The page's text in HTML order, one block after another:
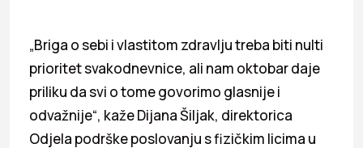
„Briga o sebi i vlastitom zdravlju treba biti nulti
prioritet svakodnevnice, ali nam oktobar daje
priliku da svi o tome govorimo glasnije i
odvažnije“, kaže Dijana Šiljak, direktorica
Odjela podrške poslovanju s fizičkim licima u